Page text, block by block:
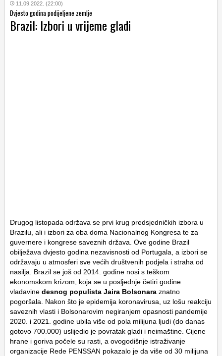
11.09.2022. (22:00)
Dvjesto godina podijeljene zemlje
Brazil: Izbori u vrijeme gladi
Drugog listopada održava se prvi krug predsjedničkih izbora u
Brazilu, ali i izbori za oba doma Nacionalnog Kongresa te za
guvernere i kongrese saveznih država. Ove godine Brazil
obilježava dvjesto godina nezavisnosti od Portugala, a izbori se
održavaju u atmosferi sve većih društvenih podjela i straha od
nasilja. Brazil se još od 2014. godine nosi s teškom
ekonomskom krizom, koja se u posljednje četiri godine
vladavine desnog populista Jaira Bolsonara znatno
pogoršala. Nakon što je epidemija koronavirusa, uz lošu reakciju
saveznih vlasti i Bolsonarovim negiranjem opasnosti pandemije
2020. i 2021. godine ubila više od pola milijuna ljudi (do danas
gotovo 700.000) uslijedio je povratak gladi i neimaštine. Cijene
hrane i goriva počele su rasti, a ovogodišnje istraživanje
organizacije Rede PENSSAN pokazalo je da više od 30 milijuna